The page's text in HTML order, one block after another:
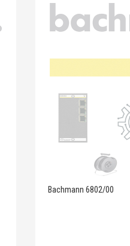
Bachmann 6802/00